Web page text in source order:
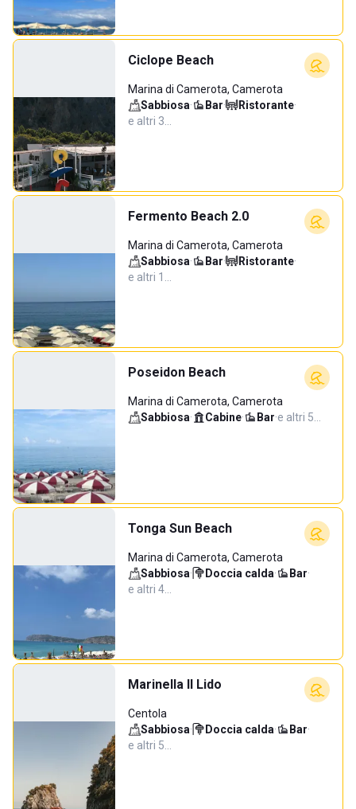
Ciclope Beach
Marina di Camerota, Camerota
Sabbiosa· Bar· Ristorante·
e altri 3…
Fermento Beach 2.0
Marina di Camerota, Camerota
Sabbiosa· Bar· Ristorante·
e altri 1…
Poseidon Beach
Marina di Camerota, Camerota
Sabbiosa· Cabine· Bar·e altri 5…
Tonga Sun Beach
Marina di Camerota, Camerota
Sabbiosa· Doccia calda· Bar·
e altri 4…
Marinella Il Lido
Centola
Sabbiosa· Doccia calda· Bar·
e altri 5…